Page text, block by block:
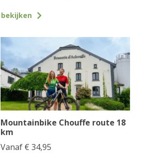
bekijken
Mountainbike Chouffe route 18
km
Vanaf € 34,95